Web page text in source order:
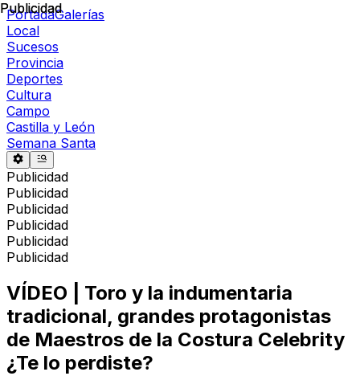
PortadaGalerías
Local
Sucesos
Provincia
Deportes
Cultura
Campo
Castilla y León
Semana Santa
Publicidad
Publicidad
Publicidad
Publicidad
Publicidad
Publicidad
Publicidad
VÍDEO | Toro y la indumentaria
tradicional, grandes protagonistas
de Maestros de la Costura Celebrity
¿Te lo perdiste?
Publicidad